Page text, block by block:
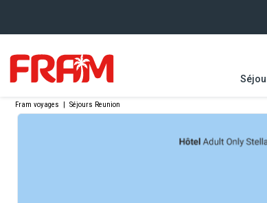
Fram voyages | Séjours Reunion